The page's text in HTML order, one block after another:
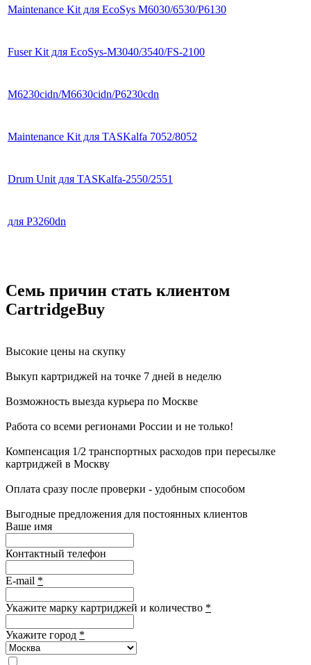
Maintenance Kit для EcoSys M6030/6530/P6130
Fuser Kit для EcoSys-M3040/3540/FS-2100
M6230cidn/M6630cidn/P6230cdn
Maintenance Kit для TASKalfa 7052/8052
Drum Unit для TASKalfa-2550/2551
для P3260dn
Семь причин стать клиентом
CartridgeBuy
Высокие цены на скупку
Выкуп картриджей на точке 7 дней в неделю
Возможность выезда курьера по Москве
Работа со всеми регионами России и не только!
Компенсация 1/2 транспортных расходов при пересылке
картриджей в Москву
Оплата сразу после проверки - удобным способом
Выгодные предложения для постоянных клиентов
Ваше имя
Контактный телефон
E-mail *
Укажите марку картриджей и количество *
Укажите город *